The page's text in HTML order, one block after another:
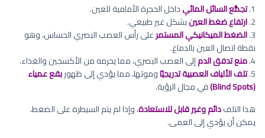
1. تجمُّع السائل المائيداخل الحجرة الأمامية للعين.
2. ارتفاع ضغط العينبشكل غير طبيعي.
3. الضغط الميكانيكي المستمرعلى رأس العصب البصري الحساس، وهو
نقطة اتصال العين بالدماغ.
4. منع تدفق الدمإلى العصب البصري، مما يحرمه من الأكسجين والغذاء.
5. تلف الألياف العصبية تدريجيًاوموتها، مما يؤدي إلى ظهوربقع عمياء
(Blind Spots)
في مجال الرؤية.
هذا التلفدائم وغير قابل للاستعادة، وإذا لم يتم السيطرة على الضغط،
يمكن أن يؤدي إلى العمى.